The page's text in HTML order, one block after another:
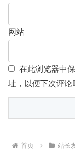
网站
在此浏览器中
址，以便下次评论
首页 站长